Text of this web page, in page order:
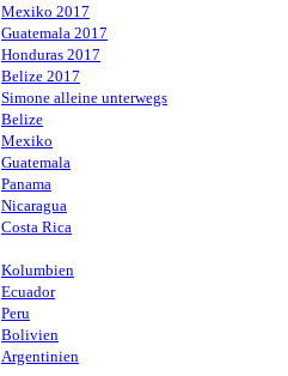
Mexiko 2017
Guatemala 2017
Honduras 2017
Belize 2017
Simone alleine unterwegs
Belize
Mexiko
Guatemala
Panama
Nicaragua
Costa Rica
Kolumbien
Ecuador
Peru
Bolivien
Argentinien